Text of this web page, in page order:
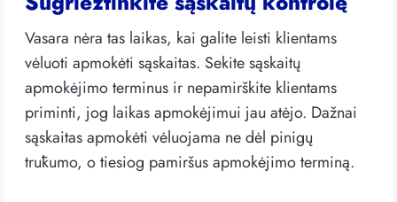
Vasara nėra tas laikas, kai galite leisti klientams
vėluoti apmokėti sąskaitas. Sekite sąskaitų
apmokėjimo terminus ir nepamirškite klientams
priminti, jog laikas apmokėjimui jau atėjo. Dažnai
sąskaitas apmokėti vėluojama ne dėl pinigų
trūkumo, o tiesiog pamiršus apmokėjimo terminą.